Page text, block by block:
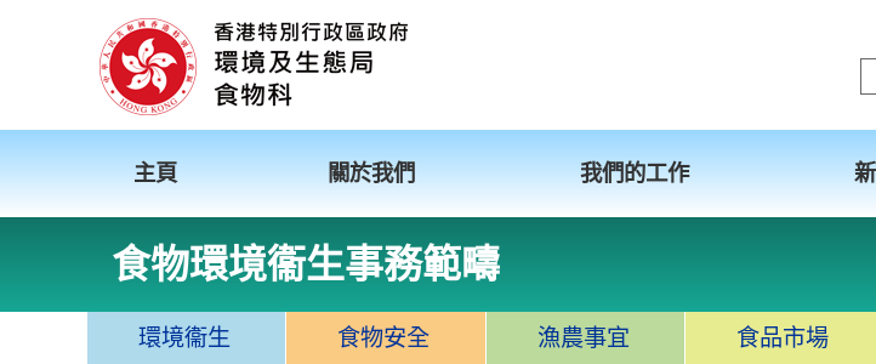
主頁 關於我們 我們的工作
食物環境衞生事務範疇
環境衞生 食物安全 漁農事宜 食品市場